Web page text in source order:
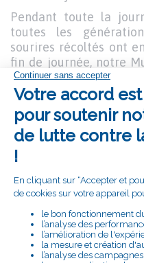
Pendant toute la
toutes les
sourires récoltés ont
fin de journée, notre
cents photos, réalisées
un beau moment
C’est bien le cœur
repartis de cette belle